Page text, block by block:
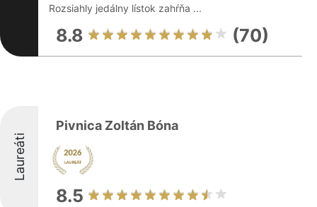
Rozsiahly jedálny lístok zahŕňa ...
8.8 (70)
Laureáti
Pivnica Zoltán Bóna
8.5